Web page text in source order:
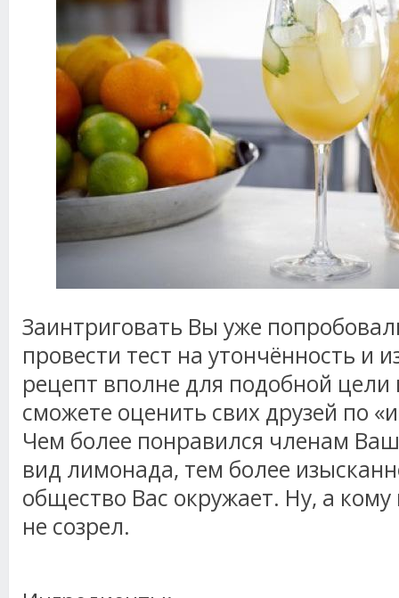
Заинтриговать Вы уже
провести тест на утончённость и
рецепт вполне для подобной
сможете оценить свих друзей по
Чем более понравился членам
вид лимонада, тем более
общество Вас окружает. Ну, а кому
не созрел.